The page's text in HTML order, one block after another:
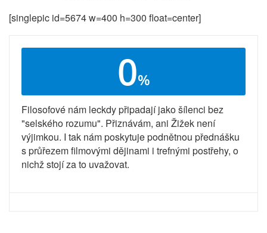
[singlepic id=5674 w=400 h=300 float=center]
0%
Filosofové nám leckdy připadají jako šílenci bez
"selského rozumu". Přiznávám, ani Žižek není
výjimkou. I tak nám poskytuje podnětnou přednášku
s průřezem filmovými dějinami i trefnými postřehy, o
nichž stojí za to uvažovat.